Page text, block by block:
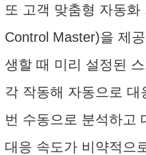
또 고객 맞춤형 자동화
Control Master)을 제
생할 때 미리 설정된
각 작동해 자동으로 대
번 수동으로 분석하고
대응 속도가 비약적으